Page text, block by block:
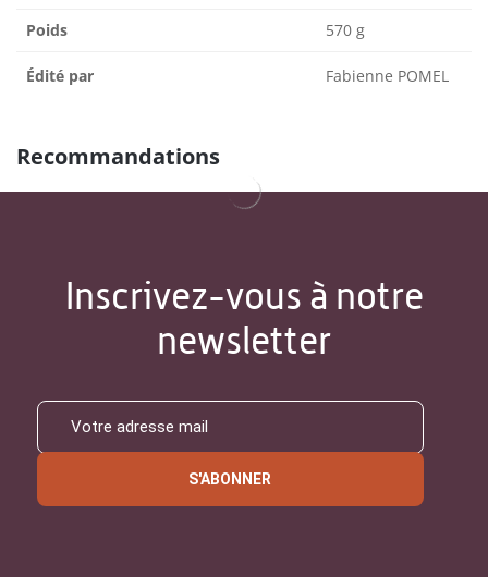
Poids 570 g
Édité par Fabienne POMEL
Recommandations
Inscrivez-vous à notre
newsletter
S'ABONNER